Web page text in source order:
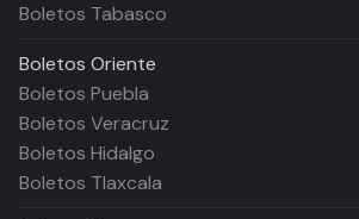
Boletos Tabasco
Boletos Oriente
Boletos Puebla
Boletos Veracruz
Boletos Hidalgo
Boletos Tlaxcala